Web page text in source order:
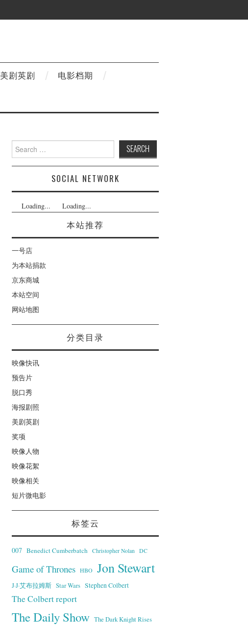
美剧英剧
电影档期
Search
for:
SOCIAL NETWORK
Loading... Loading...
本站推荐
一号店
为本站捐款
京东商城
本站空间
网站地图
分类目录
映像快讯
预告片
脱口秀
海报剧照
美剧英剧
奖项
映像人物
映像花絮
映像相关
短片微电影
标签云
007 Benedict Cumberbatch Christopher Nolan DC
Game of Thrones HBO Jon Stewart
J·J·艾布拉姆斯 Star Wars Stephen Colbert
The Colbert report
The Daily Show The Dark Knight Rises